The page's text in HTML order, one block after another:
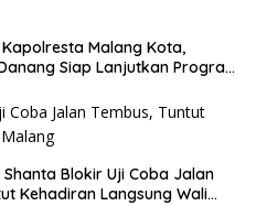
Malang Kota,
Siap Lanjutkan Program
Blokir Uji Coba Jalan
Kehadiran Langsung Wali